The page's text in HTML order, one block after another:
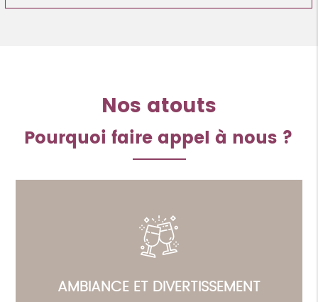
Nos atouts
Pourquoi faire appel à nous ?
AMBIANCE ET DIVERTISSEMENT